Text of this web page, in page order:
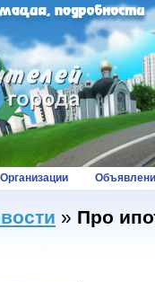
Организации
» Про